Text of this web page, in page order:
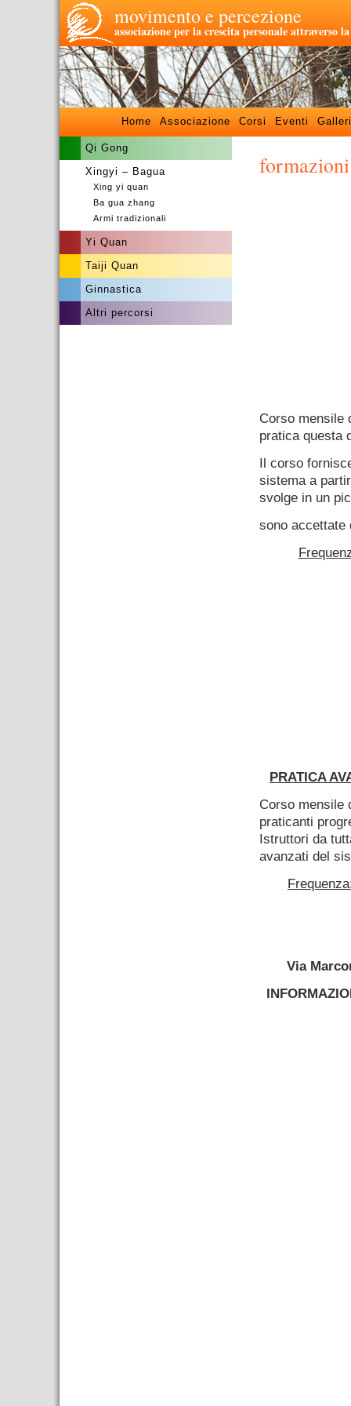
movimento e percezione
associazione per la crescita personale attraverso
Home Associazione Corsi Eventi
Qi Gong
Xingyi – Bagua
Xing yi quan
Ba gua zhang
Armi tradizionali
Yi Quan
Taiji Quan
Ginnastica
Altri percorsi
Corso mensile
pratica questa
Il corso
sistema a
svolge in un
sono accettate
PRATICA
Corso mensile
praticanti
Istruttori da
avanzati del
Via